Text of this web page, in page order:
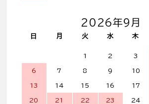
2026年9月
日 月 火 水 木
1 2 3
6 7 8 9 10
13 14 15 16 17
20 21 22 23 24